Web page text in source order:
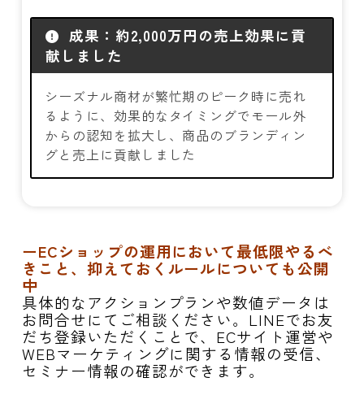
成果：約2,000万円の売上効果に貢
献しました
シーズナル商材が繁忙期のピーク時に売れ
るように、効果的なタイミングでモール外
からの認知を拡大し、商品のブランディン
グと売上に貢献しました
ーECショップの運用において最低限やるべ
きこと、抑えておくルールについても公開
中
具体的なアクションプランや数値データは
お問合せにてご相談ください。LINEでお友
だち登録いただくことで、ECサイト運営や
WEBマーケティングに関する情報の受信、
セミナー情報の確認ができます。